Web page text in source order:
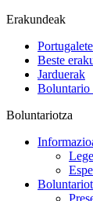
Erakundeak
Beste
Jarduerak
Boluntario
Boluntariotza